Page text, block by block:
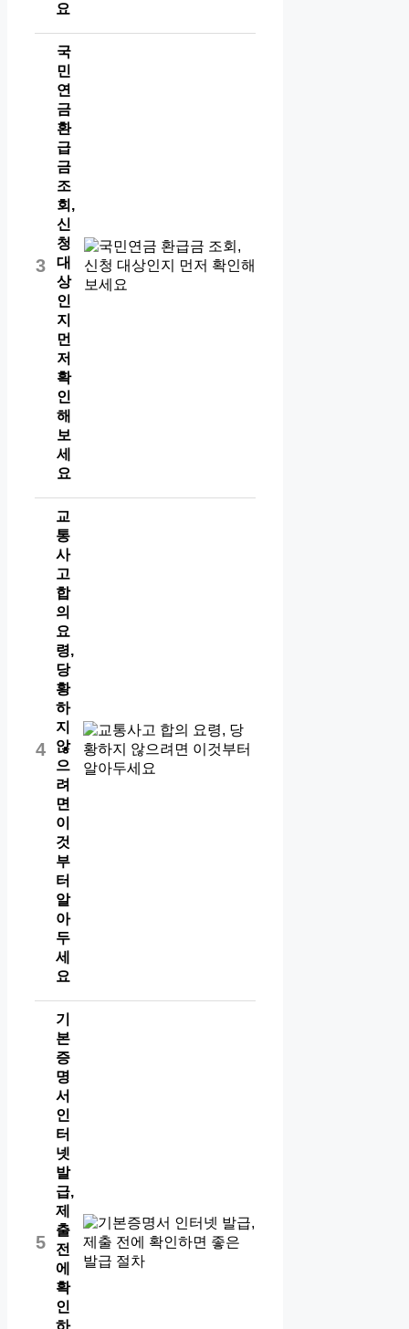
요
3
국
민
연
금
환
급
금
조
회,
신
청
대
상
인
지
먼
저
확
인
해
보
세
요
4
교
통
사
고
합
의
요
령,
당
황
하
지
않
으
려
면
이
것
부
터
알
아
두
세
요
5
기
본
증
명
서
인
터
넷
발
급,
제
출
전
에
확
인